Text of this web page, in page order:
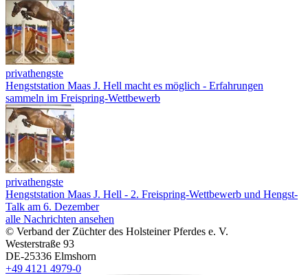
privathengste
Hengststation Maas J. Hell macht es möglich - Erfahrungen
sammeln im Freispring-Wettbewerb
privathengste
Hengststation Maas J. Hell - 2. Freispring-Wettbewerb und Hengst-
Talk am 6. Dezember
alle Nachrichten ansehen
© Verband der Züchter des Holsteiner Pferdes e. V.
Westerstraße 93
DE-25336 Elmshorn
+49 4121 4979-0